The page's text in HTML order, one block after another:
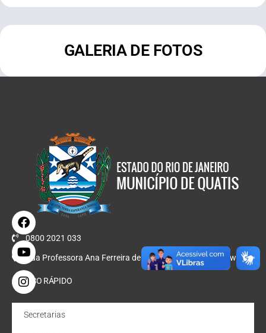
GALERIA DE FOTOS
0800 2021 033
Rua Professora Ana Ferreira de Oliveira, Nº 47, Bondarowsky
ACESSO RÁPIDO
Secretarias